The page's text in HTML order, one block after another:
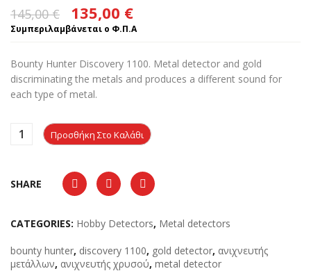
145,00€
Original
price
145,00 €.
135,00 €
είναι:
Συμπεριλαμβάνεται ο Φ.Π.Α
Bounty Hunter Discovery 1100. Metal detector and gold
discriminating the metals and produces a different sound for
each type of metal.
Προσθήκη Στο Καλάθι
SHARE
CATEGORIES: Hobby Detectors, Metal detectors
bounty hunter, discovery 1100, gold detector, ανιχνευτής
μετάλλων, ανιχνευτής χρυσού, metal detector